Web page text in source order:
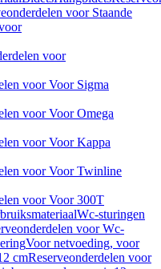
voor Staande
voor
voor Voor Sigma
voor Voor Omega
voor Voor Kappa
voor Voor Twinline
voor Voor 300T
Wc-sturingen
voor Wc-
Voor netvoeding, voor
cmReserveonderdelen voor